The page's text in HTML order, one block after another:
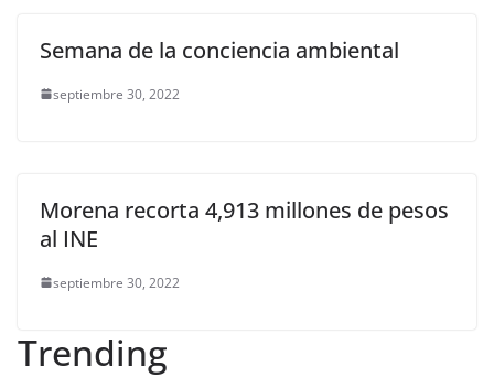
Semana de la conciencia ambiental
septiembre 30, 2022
Morena recorta 4,913 millones de pesos
al INE
septiembre 30, 2022
Trending